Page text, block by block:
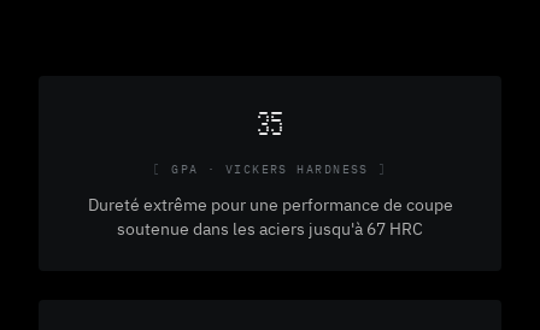
35
GPA · VICKERS HARDNESS
Dureté extrême pour une performance de coupe
soutenue dans les aciers jusqu'à 67 HRC